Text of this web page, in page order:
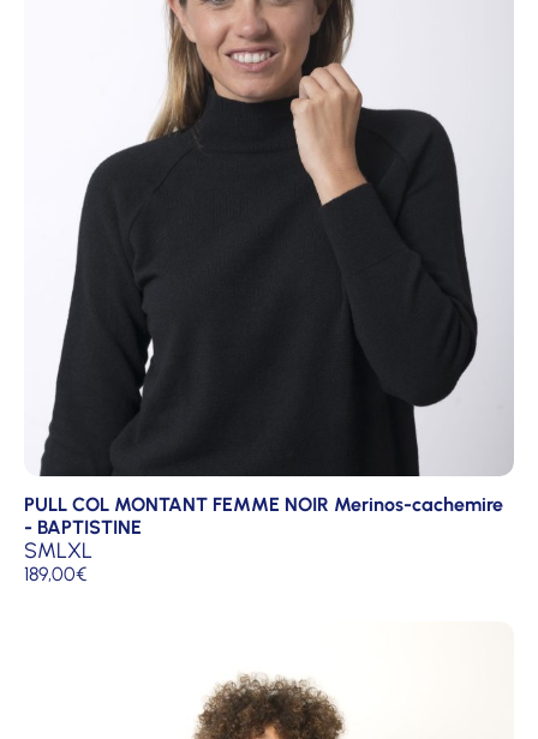
PULL COL MONTANT FEMME NOIR Merinos-cachemire
- BAPTISTINE
SMLXL
189,00€